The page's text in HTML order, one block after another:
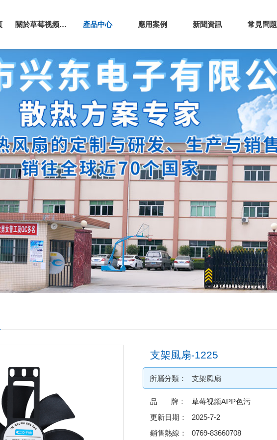
關於草莓视频APP色污 產品中心 應用案例 新聞資訊 常見問題
支架風扇-1225
所屬分類： 支架風扇
品 牌：
草莓视频APP色污
更新日期：
2025-7-2
銷售熱線：
0769-83660708